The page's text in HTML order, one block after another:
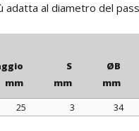
adatta al diametro del
mm
S
mm
ØB
mm
25 3 34